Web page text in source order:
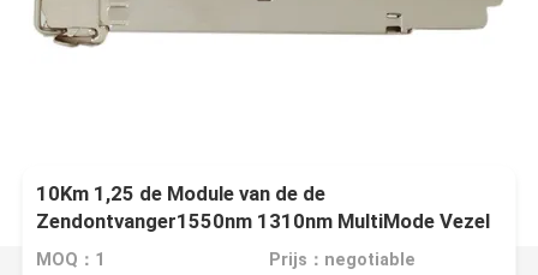
10Km 1,25 de Module van de de
Zendontvanger1550nm 1310nm MultiMode Vezel
van G SFP
MOQ：1 Prijs：negotiable